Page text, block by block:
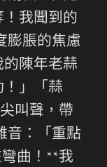
我聞到的
膨脹的焦慮
陳年老蒜
！」「蒜
叫聲，帶
音：「重點
曲！**我